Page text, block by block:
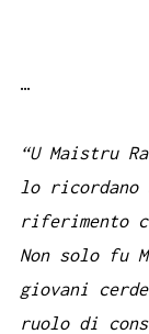
…
“U Maistru
lo ricordano
riferimento
Non solo fu
giovani
ruolo di